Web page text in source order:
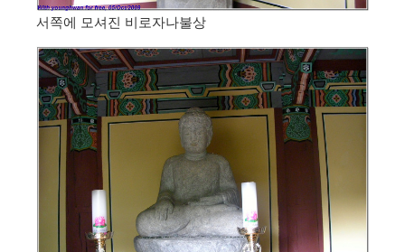
서쪽에 모셔진 비로자나불상